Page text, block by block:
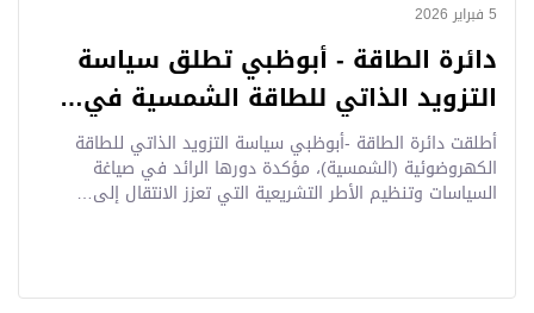
5 فبراير 2026
دائرة الطاقة - أبوظبي تطلق سياسة
التزويد الذاتي للطاقة الشمسية في…
أطلقت دائرة الطاقة -أبوظبي سياسة التزويد الذاتي للطاقة
الكهروضوئية (الشمسية)، مؤكدة دورها الرائد في صياغة
السياسات وتنظيم الأطر التشريعية التي تعزز الانتقال إلى…